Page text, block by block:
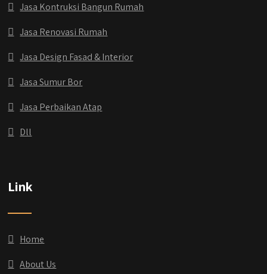
Jasa Kontruksi Bangun Rumah
Jasa Renovasi Rumah
Jasa Design Fasad & Interior
Jasa Sumur Bor
Jasa Perbaikan Atap
Dll
Link
Home
About Us